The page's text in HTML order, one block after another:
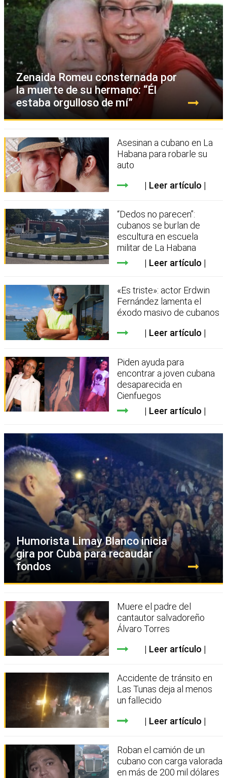
Zenaida Romeu consternada por
la muerte de su hermano: “Él
estaba orgulloso de mí”
Asesinan a cubano en La
Habana para robarle su
auto
Leer artículo
“Dedos no parecen”:
cubanos se burlan de
escultura en escuela
militar de La Habana
Leer artículo
«Es triste»: actor Erdwin
Fernández lamenta el
éxodo masivo de cubanos
Leer artículo
Piden ayuda para
encontrar a joven cubana
desaparecida en
Cienfuegos
Leer artículo
Humorista Limay Blanco inicia
gira por Cuba para recaudar
fondos
Muere el padre del
cantautor salvadoreño
Álvaro Torres
Leer artículo
Accidente de tránsito en
Las Tunas deja al menos
un fallecido
Leer artículo
Roban el camión de un
cubano con carga valorada
en más de 200 mil dólares